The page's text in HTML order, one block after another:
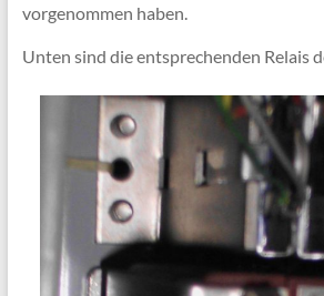
vorgenommen haben.
Unten sind die entsprechenden Relais